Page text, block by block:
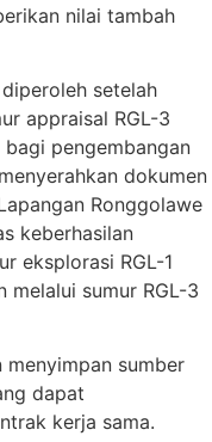
nilai tambah
setelah
appraisal RGL-3
pengembangan
dokumen
Ronggolawe
keberhasilan
eksplorasi RGL-1
melalui sumur RGL-3
sumber
dapat
kerja sama.